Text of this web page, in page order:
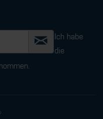
Ich habe
die